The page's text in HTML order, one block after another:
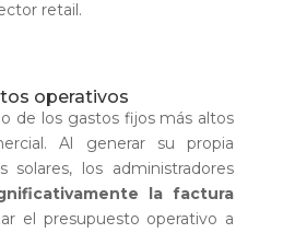
retail.
operativos
de los gastos fijos más altos
Al generar su propia
solares, los administradores
la factura
el presupuesto operativo a